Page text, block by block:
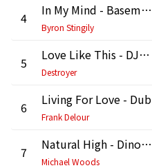
4 In My Mind - Basement Boys Paradox Dub
Byron Stingily
5 Love Like This - DJ Spen & Karizma Instrumental
Destroyer
6 Living For Love - Dub
Frank Delour
7 Natural High - Dino Lenny Classic Rave Mix
Michael Woods